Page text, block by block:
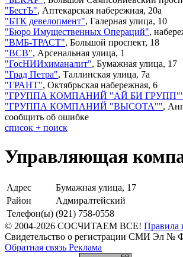
"БестЪ", Аптекарская набережная, 20а
"БТК девелопмент", Галерная улица, 10
"Бюро Имущественных Операций",
"ВМБ-ТРАСТ", Большой проспект, 18
"ВСВ", Арсенальная улица, 1
"ГосНИИхиманалит", Бумажная улица, 17
"Град Петра", Таллинская улица, 7а
"ГРАНТ", Октябрьская набережная, 6
"ГРУППА КОМПАНИЙ "АЙ БИ ГРУПП"
"ГРУППА КОМПАНИЙ "ВЫСОТА"",
сообщить об ошибке
cписок + поиск
Управляющая
Адрес
Бумажная улица, 17
Район
Адмиралтейский
Телефон(ы) (921) 758-0558
© 2004-2026 СОСЧИТАЕМ ВСЕ! Правила
Свидетельство о регистрации СМИ Эл №
Обратная связь Реклама